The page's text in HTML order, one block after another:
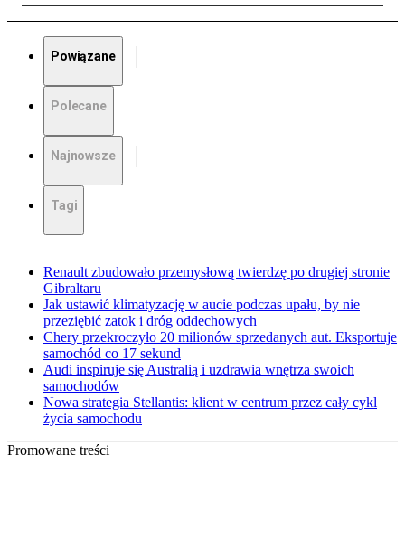
Powiązane
Polecane
Najnowsze
Tagi
Renault zbudowało przemysłową twierdzę po drugiej stronie
Gibraltaru
Jak ustawić klimatyzację w aucie podczas upału, by nie
przeziębić zatok i dróg oddechowych
Chery przekroczyło 20 milionów sprzedanych aut. Eksportuje
samochód co 17 sekund
Audi inspiruje się Australią i uzdrawia wnętrza swoich
samochodów
Nowa strategia Stellantis: klient w centrum przez cały cykl
życia samochodu
Promowane treści